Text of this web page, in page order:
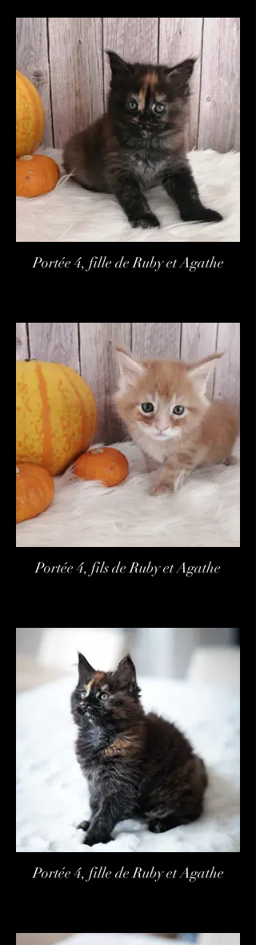
Portée 4, fille de Ruby et Agathe
Portée 4, fils de Ruby et Agathe
Portée 4, fille de Ruby et Agathe